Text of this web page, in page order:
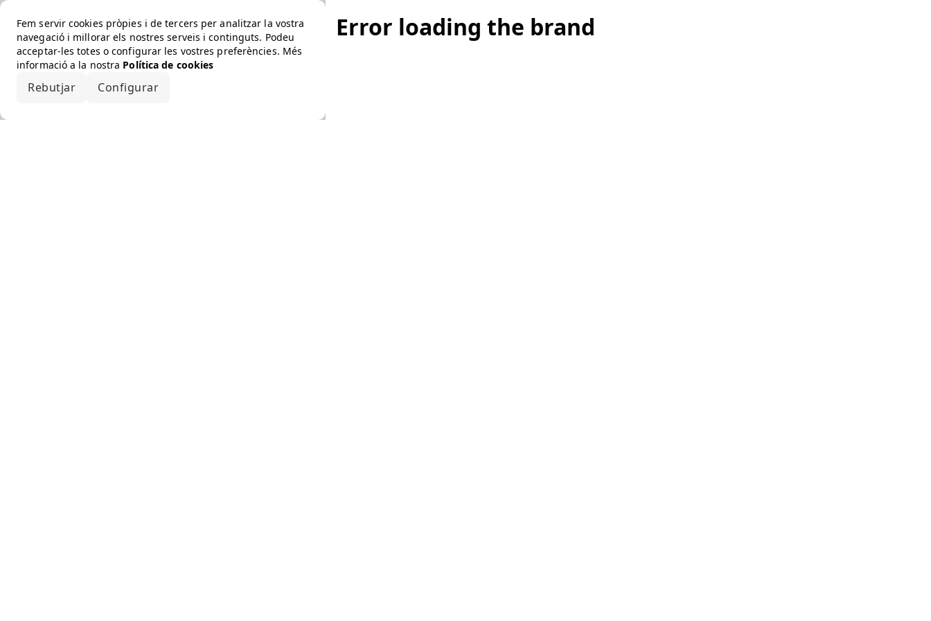
Fem servir cookies pròpies i de tercers per analitzar la vostra
navegació i millorar els nostres serveis i continguts. Podeu
acceptar-les totes o configurar les vostres preferències. Més
informació a la nostra Política de cookies
Rebutjar Configurar
Error loading the brand